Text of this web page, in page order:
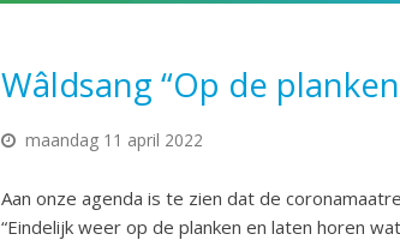
Wâldsang “Op de
maandag 11 april 2022
Aan onze agenda is te zien dat de
“Eindelijk weer op de planken en laten horen